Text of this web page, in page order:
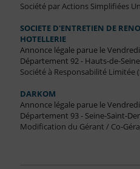
Société par Actions Simplifiées
SOCIETE D'ENTRETIEN DE
HOTELLERIE
Annonce légale parue le
Département 92 - Hauts-de-Seine
Société à Responsabilité Limitée
DARKOM
Annonce légale parue le
Département 93 - Seine-Saint-
Modification du Gérant / Co-